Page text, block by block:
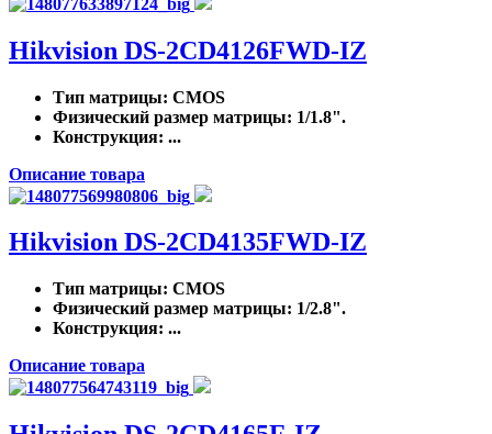
Hikvision DS-2CD4126FWD-IZ
Тип матрицы: CMOS
Физический размер матрицы: 1/1.8".
Конструкция: ...
Описание товара
Hikvision DS-2CD4135FWD-IZ
Тип матрицы: CMOS
Физический размер матрицы: 1/2.8".
Конструкция: ...
Описание товара